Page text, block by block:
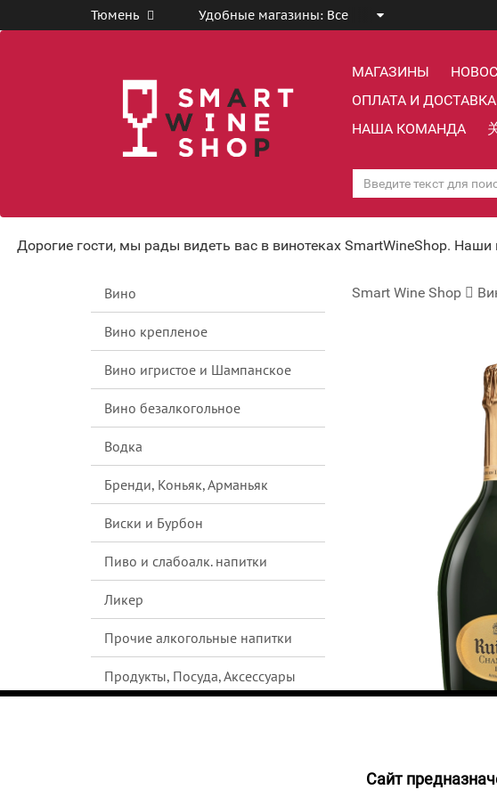
Тюмень Удобные магазины: Все
МАГАЗИНЫ
ОПЛАТА И ДОСТАВКА
НАША КОМАНДА
Дорогие гости, мы рады видеть вас в винотеках SmartWineShop.
Вино
Вино крепленое
Вино игристое и Шампанское
Вино безалкогольное
Водка
Бренди, Коньяк, Арманьяк
Виски и Бурбон
Пиво и слабоалк. напитки
Ликер
Прочие алкогольные напитки
Продукты, Посуда, Аксессуары
Smart Wine Shop
17392 руб.
Cайт